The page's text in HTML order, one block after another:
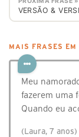
VERSÃO &
MAIS FRASES EM
Meu
fazerem uma
Quando eu
(Laura, 7 anos)